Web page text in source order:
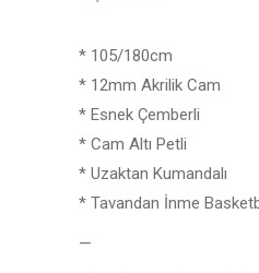
* 105/180cm
* 12mm Akrilik Cam
* Esnek Çemberli
* Cam Altı Petli
* Uzaktan Kumandalı
* Tavandan İnme
—